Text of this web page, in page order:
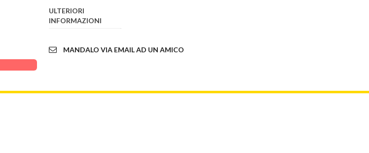
ULTERIORI
INFORMAZIONI
MANDALO VIA EMAIL AD UN AMICO